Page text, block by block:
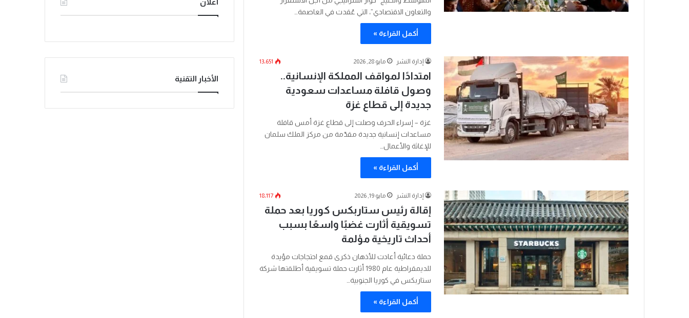
والتعاون الاقتصادي”، التي عُقدت في العاصمة…
أكمل القراءة »
إدارة النشر مايو 28, 2026 13٬651
امتدادًا لمواقف المملكة الإنسانية..
وصول قافلة مساعدات سعودية
جديدة إلى قطاع غزة
غزة – إسراء الحرف وصلت إلى قطاع غزة أمس قافلة
مساعدات إنسانية جديدة مقدّمة من مركز الملك سلمان
للإغاثة والأعمال…
أكمل القراءة »
إدارة النشر مايو 19, 2026 18٬117
إقالة رئيس ستاربكس كوريا بعد حملة
تسويقية أثارت غضبًا واسعًا بسبب
أحداث تاريخية مؤلمة
حملة دعائية أعادت للأذهان ذكرى قمع احتجاجات مؤيدة
للديمقراطية عام 1980 أثارت حملة تسويقية أطلقتها شركة
ستاربكس في كوريا الجنوبية…
أكمل القراءة »
اعلان
الأخبار التقنية